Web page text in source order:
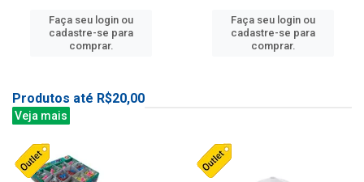
Faça seu login ou
cadastre-se para
comprar.
Faça seu login ou
cadastre-se para
comprar.
Produtos até R$20,00
Veja mais